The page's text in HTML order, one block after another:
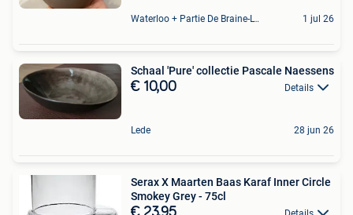
Waterloo + Partie De Braine-L'Alleud, De Ohain 1 jul 26
Schaal 'Pure' collectie Pascale Naessens
€ 10,00 Details
Lede 28 jun 26
Serax X Maarten Baas Karaf Inner Circle
Smokey Grey - 75cl